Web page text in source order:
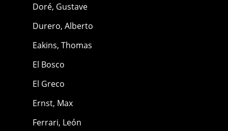
Doré, Gustave
Durero, Alberto
Eakins, Thomas
El Bosco
El Greco
Ernst, Max
Ferrari, León